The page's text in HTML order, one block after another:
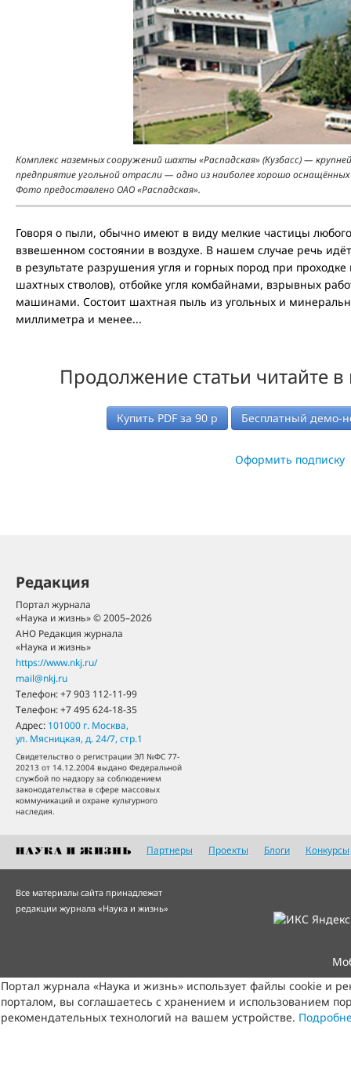
Комплекс наземных сооружений шахты «Распадская» (Кузбасс) —
предприятие угольной отрасли — одно из наиболее хорошо
Фото предоставлено ОАО «Распадская».
Говоря о пыли, обычно имеют в виду мелкие частицы
взвешенном состоянии в воздухе. В нашем случае речь
в результате разрушения угля и горных пород при
шахтных стволов), отбойке угля комбайнами, взрывных
машинами. Состоит шахтная пыль из угольных и
миллиметра и менее...
Продолжение статьи читайте
Купить PDF за90 р Бесплатный демо-
Оформить подписку
Редакция
Портал журнала
«Наука и жизнь» © 2005–2026
АНО Редакция журнала
«Наука и жизнь»
https://www.nkj.ru/
mail@nkj.ru
Телефон:+7 903 112-11-99
Телефон:+7 495 624-18-35
Адрес: 101000 г. Москва,
ул. Мясницкая, д. 24/7, стр.1
Свидетельство о регистрации ЭЛ №ФС 77-
20213 от 14.12.2004 выдано Федеральной
службой по надзору за соблюдением
законодательства в сфере массовых
коммуникаций и охране культурного
наследия.
Партнеры Проекты Блоги Конкурсы
Все материалы сайта принадлежат
редакции журнала «Наука и жизнь»
Портал журнала «Наука и жизнь» использует файлы cookie и
порталом, вы соглашаетесь с хранением и использованием
рекомендательных технологий на вашем устройстве.